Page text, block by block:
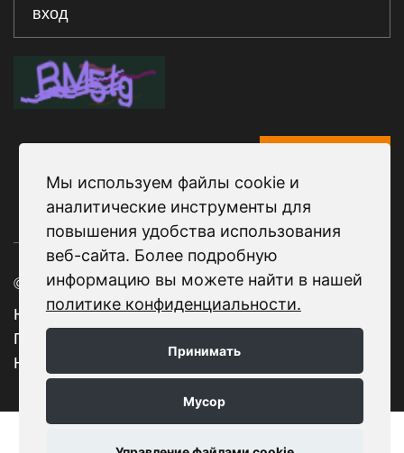
Мы используем файлы cookie и
аналитические инструменты для
повышения удобства использования
веб-сайта. Более подробную
информацию вы можете найти в нашей
политике конфиденциальности.
Принимать
Мусор
© 2025 Daetwyler SwissTec
Юридическое уведомление |
Политика конфиденциальности |
Настройки конфиденциальности